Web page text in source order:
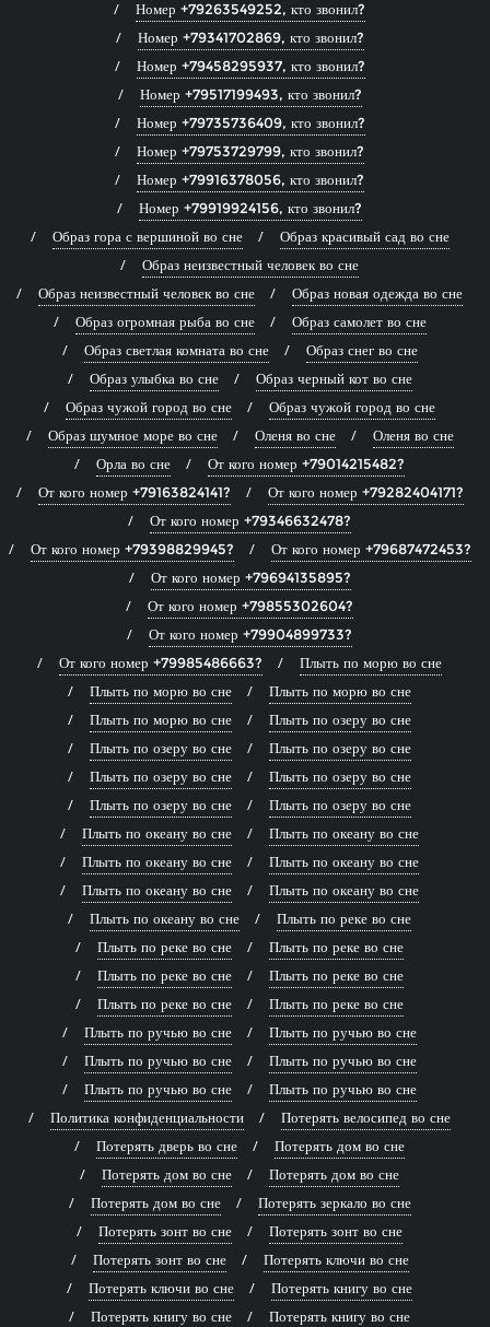
Номер +79263549252, кто звонил?
Номер +79341702869, кто звонил?
Номер +79458295937, кто звонил?
Номер +79517199493, кто звонил?
Номер +79735736409, кто звонил?
Номер +79753729799, кто звонил?
Номер +79916378056, кто звонил?
Номер +79919924156, кто звонил?
Образ гора с вершиной во сне
Образ красивый сад во сне
Образ неизвестный человек во сне
Образ неизвестный человек во сне
Образ новая одежда во сне
Образ огромная рыба во сне
Образ самолет во сне
Образ светлая комната во сне
Образ снег во сне
Образ улыбка во сне
Образ черный кот во сне
Образ чужой город во сне
Образ чужой город во сне
Образ шумное море во сне
Оленя во сне
Оленя во сне
Орла во сне
От кого номер +79014215482?
От кого номер +79163824141?
От кого номер +79282404171?
От кого номер +79346632478?
От кого номер +79398829945?
От кого номер +79687472453?
От кого номер +79694135895?
От кого номер +79855302604?
От кого номер +79904899733?
От кого номер +79985486663?
Плыть по морю во сне
Плыть по морю во сне
Плыть по морю во сне
Плыть по морю во сне
Плыть по озеру во сне
Плыть по озеру во сне
Плыть по озеру во сне
Плыть по озеру во сне
Плыть по озеру во сне
Плыть по озеру во сне
Плыть по озеру во сне
Плыть по океану во сне
Плыть по океану во сне
Плыть по океану во сне
Плыть по океану во сне
Плыть по океану во сне
Плыть по океану во сне
Плыть по океану во сне
Плыть по реке во сне
Плыть по реке во сне
Плыть по реке во сне
Плыть по реке во сне
Плыть по реке во сне
Плыть по реке во сне
Плыть по реке во сне
Плыть по ручью во сне
Плыть по ручью во сне
Плыть по ручью во сне
Плыть по ручью во сне
Плыть по ручью во сне
Плыть по ручью во сне
Политика конфиденциальности
Потерять велосипед во сне
Потерять дверь во сне
Потерять дом во сне
Потерять дом во сне
Потерять дом во сне
Потерять дом во сне
Потерять зеркало во сне
Потерять зонт во сне
Потерять зонт во сне
Потерять зонт во сне
Потерять ключи во сне
Потерять ключи во сне
Потерять книгу во сне
Потерять книгу во сне
Потерять книгу во сне